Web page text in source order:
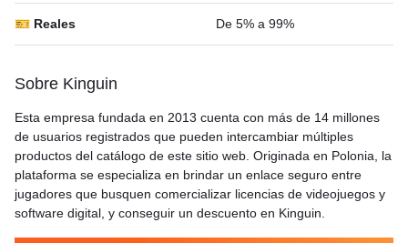
🎫 Reales De 5% a 99%
Sobre Kinguin
Esta empresa fundada en 2013 cuenta con más de 14 millones
de usuarios registrados que pueden intercambiar múltiples
productos del catálogo de este sitio web. Originada en Polonia, la
plataforma se especializa en brindar un enlace seguro entre
jugadores que busquen comercializar licencias de videojuegos y
software digital, y conseguir un descuento en Kinguin.